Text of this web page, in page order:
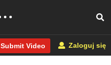
Submit Video Zaloguj się